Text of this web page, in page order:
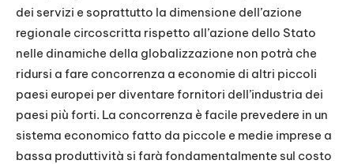
dei servizi e soprattutto la dimensione dell’azione
regionale circoscritta rispetto all’azione dello Stato
nelle dinamiche della globalizzazione non potrà che
ridursi a fare concorrenza a economie di altri piccoli
paesi europei per diventare fornitori dell’industria dei
paesi più forti. La concorrenza è facile prevedere in un
sistema economico fatto da piccole e medie imprese a
bassa produttività si farà fondamentalmente sul costo